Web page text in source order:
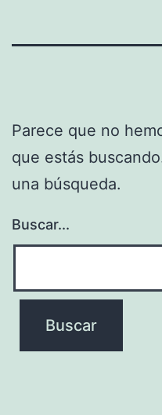
Parece que no
que estás
una búsqueda.
Buscar...